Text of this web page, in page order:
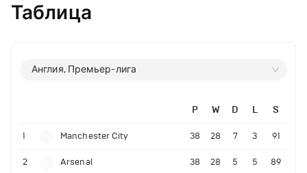
Таблица
Англия, Премьер-лига
P W D L S
1 Manchester City 38 28 7 3 91
2 Arsenal 38 28 5 5 89